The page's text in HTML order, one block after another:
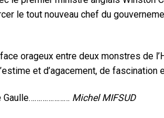
le tout nouveau chef du
orageux entre deux monstres de
et d’agacement, de fascination
Gaulle………………… Michel MIFSUD